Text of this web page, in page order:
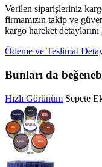
Verilen siparişleriniz
firmamızın takip ve
kargo hareket
Ödeme ve Teslimat
Bunları da
Hızlı Görünüm Sepete